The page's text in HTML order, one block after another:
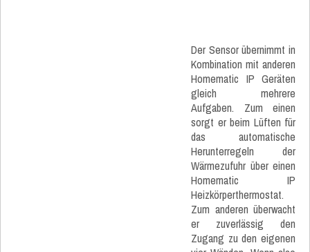
Der Sensor übernimmt in
Kombination mit anderen
Homematic IP Geräten
gleich mehrere
Aufgaben. Zum einen
sorgt er beim Lüften für
das automatische
Herunterregeln der
Wärmezufuhr über einen
Homematic IP
Heizkörperthermostat.
Zum anderen überwacht
er zuverlässig den
Zugang zu den eigenen